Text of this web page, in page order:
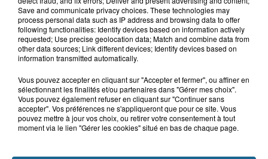
Grand jeu de l'été : les cabines de plages
Gagnez vos entrées pour Dennlys
Parc
Save and communicate privacy choices. These technologies may
process personal data such as IP address and browsing data to offer
following functionalities: Identify devices based on information actively
requested; Use precise geolocation data; Match and combine data from
other data sources; Link different devices; Identify devices based on
information transmitted automatically.
Vous pouvez accepter en cliquant sur "Accepter et fermer", ou affiner en
sélectionnant les finalités et/ou partenaires dans "Gérer mes choix".
Vous pouvez également refuser en cliquant sur "Continuer sans
accepter". Vos préférences ne s'appliqueront que pour ce site. Vous
pouvez mettre à jour vos choix, ou retirer votre consentement à tout
moment via le lien "Gérer les cookies" situé en bas de chaque page.